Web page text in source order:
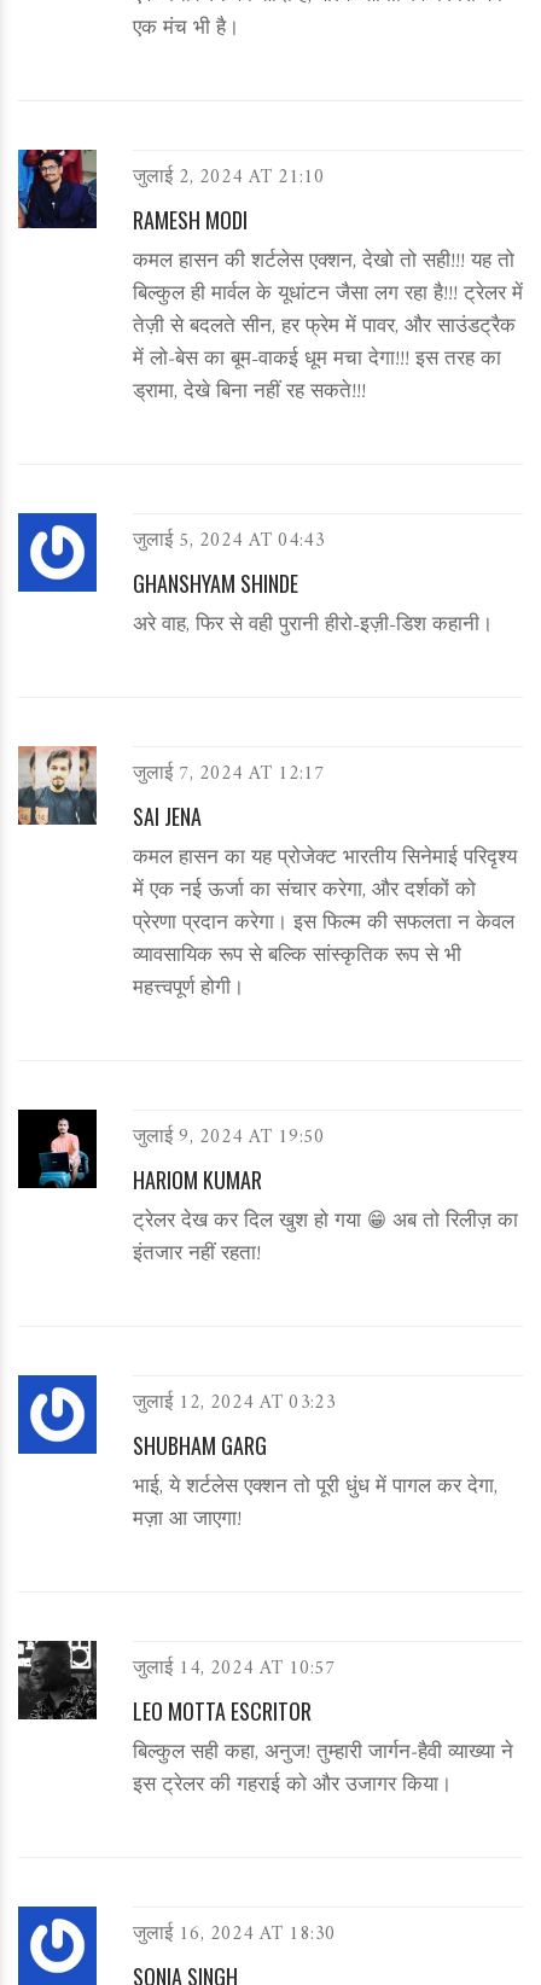
एक मंच भी है।
जुलाई 2, 2024 AT 21:10
RAMESH MODI
कमल हासन की शर्टलेस एक्शन, देखो तो सही!!! यह तो
बिल्कुल ही मार्वल के यूधांटन जैसा लग रहा है!!! ट्रेलर में
तेज़ी से बदलते सीन, हर फ्रेम में पावर, और साउंडट्रैक
में लो‑बेस का बूम-वाकई धूम मचा देगा!!! इस तरह का
ड्रामा, देखे बिना नहीं रह सकते!!!
जुलाई 5, 2024 AT 04:43
GHANSHYAM SHINDE
अरे वाह, फिर से वही पुरानी हीरो-इज़ी-डिश कहानी।
जुलाई 7, 2024 AT 12:17
SAI JENA
कमल हासन का यह प्रोजेक्ट भारतीय सिनेमाई परिदृश्य
में एक नई ऊर्जा का संचार करेगा, और दर्शकों को
प्रेरणा प्रदान करेगा। इस फिल्म की सफलता न केवल
व्यावसायिक रूप से बल्कि सांस्कृतिक रूप से भी
महत्त्वपूर्ण होगी।
जुलाई 9, 2024 AT 19:50
HARIOM KUMAR
ट्रेलर देख कर दिल खुश हो गया 😁 अब तो रिलीज़ का
इंतजार नहीं रहता!
जुलाई 12, 2024 AT 03:23
SHUBHAM GARG
भाई, ये शर्टलेस एक्शन तो पूरी धुंध में पागल कर देगा,
मज़ा आ जाएगा!
जुलाई 14, 2024 AT 10:57
LEO MOTTA ESCRITOR
बिल्कुल सही कहा, अनुज! तुम्हारी जार्गन‑हैवी व्याख्या ने
इस ट्रेलर की गहराई को और उजागर किया।
जुलाई 16, 2024 AT 18:30
SONIA SINGH